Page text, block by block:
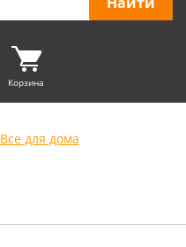
Корзина
Все для дома